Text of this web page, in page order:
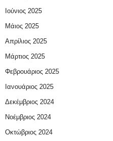
Ιούνιος 2025
Μάιος 2025
Απρίλιος 2025
Μάρτιος 2025
Φεβρουάριος 2025
Ιανουάριος 2025
Δεκέμβριος 2024
Νοέμβριος 2024
Οκτώβριος 2024